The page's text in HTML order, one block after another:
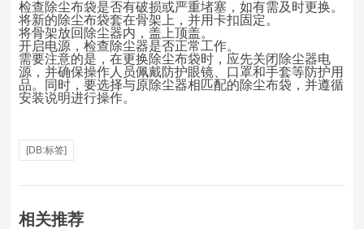
检查除尘布袋是否有破损或严重堵塞，如有需及时更换。
将新的除尘布袋套在骨架上，并用卡扣固定。
将骨架放回除尘器内，盖上顶盖。
开启电源，检查除尘器是否正常工作。
需要注意的是，在更换除尘布袋时，应先关闭除尘器电
源，并确保操作人员佩戴防护眼镜、口罩和手套等防护用
品。同时，要选择与原除尘器相匹配的除尘布袋，并遵循
安装说明进行操作。
[DB:标签]
相关推荐